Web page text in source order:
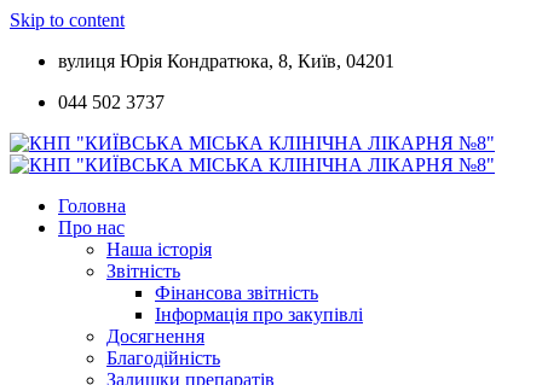
Skip to content
вулиця Юрія Кондратюка, 8, Київ, 04201
044 502 3737
Головна
Про нас
Наша історія
Звітність
Фінансова звітність
Інформація про закупівлі
Досягнення
Благодійність
Залишки препаратів